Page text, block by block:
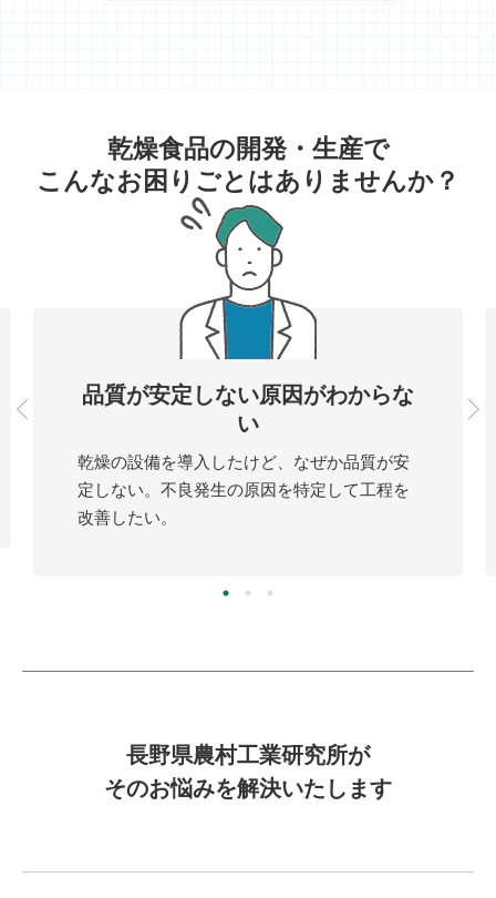
乾燥食品の開発・生産で
こんなお困りごとはありませんか？
品質が安定しない原因がわからな
い
乾燥の設備を導入したけど、なぜか品質が安
定しない。不良発生の原因を特定して工程を
改善したい。
長野県農村工業研究所が
そのお悩みを解決いたします